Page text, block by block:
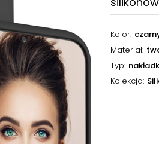
Kolor
Materiał
Typ
Kolekcja